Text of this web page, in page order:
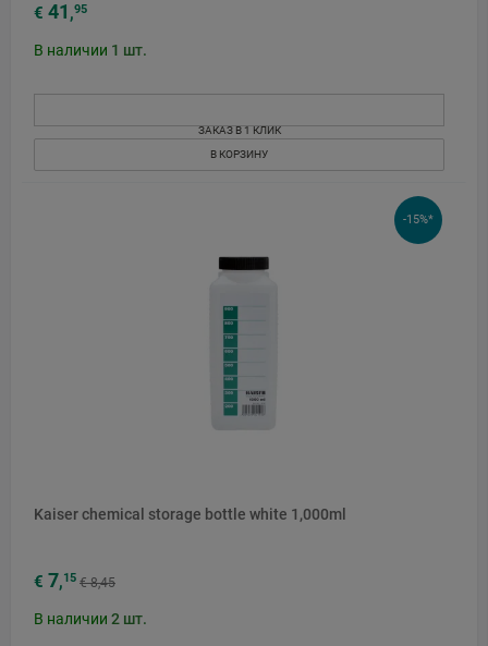
€ 41 ,95
В наличии 1 шт.
ЗАКАЗ В 1 КЛИК
В КОРЗИНУ
-15%*
Kaiser chemical storage bottle white 1,000ml
€ 7,15 € 8,45
В наличии 2 шт.